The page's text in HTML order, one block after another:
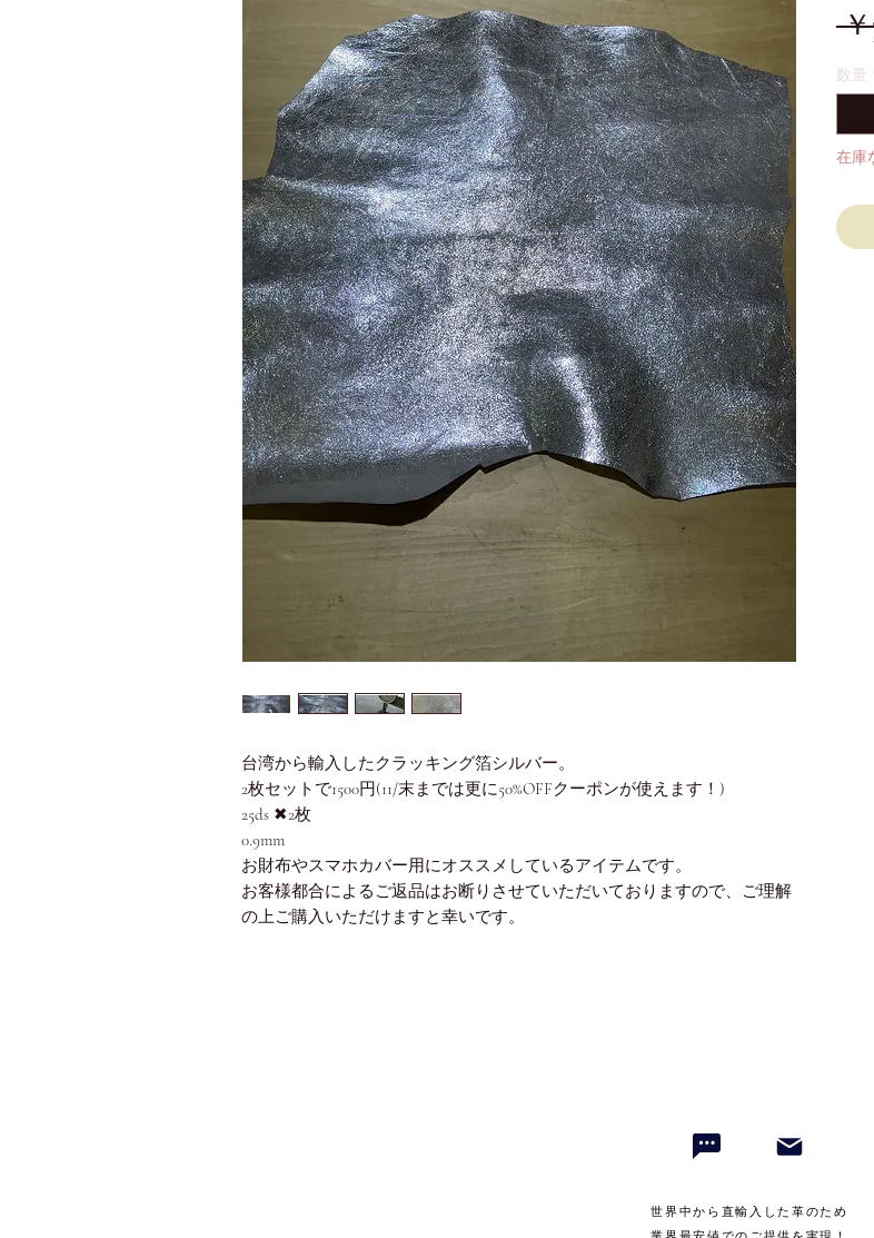
台湾から輸入したクラッキング箔シルバー。
2枚セットで1500円(11/末までは更に50%OFFクーポンが使えます！)
25ds ✖︎2枚
0.9mm
お財布やスマホカバー用にオススメしているアイテムです。
お客様都合によるご返品はお断りさせていただいておりますので、ご理解
の上ご購入いただけますと幸いです。
￥
数量
在庫
世界中から直輸入した革のため